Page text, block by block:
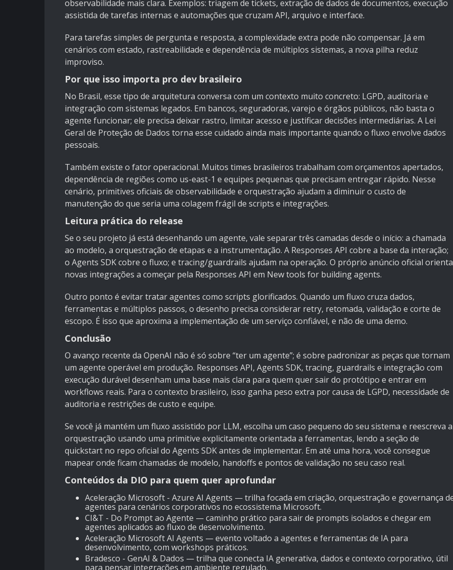
observabilidade mais clara. Exemplos: triagem de tickets, extração de dados de documentos, execução
assistida de tarefas internas e automações que cruzam API, arquivo e interface.
Para tarefas simples de pergunta e resposta, a complexidade extra pode não compensar. Já em
cenários com estado, rastreabilidade e dependência de múltiplos sistemas, a nova pilha reduz
improviso.
Por que isso importa pro dev brasileiro
No Brasil, esse tipo de arquitetura conversa com um contexto muito concreto: LGPD, auditoria e
integração com sistemas legados. Em bancos, seguradoras, varejo e órgãos públicos, não basta o
agente funcionar; ele precisa deixar rastro, limitar acesso e justificar decisões intermediárias. A Lei
Geral de Proteção de Dados torna esse cuidado ainda mais importante quando o fluxo envolve dados
pessoais.
Também existe o fator operacional. Muitos times brasileiros trabalham com orçamentos apertados,
dependência de regiões como us-east-1 e equipes pequenas que precisam entregar rápido. Nesse
cenário, primitives oficiais de observabilidade e orquestração ajudam a diminuir o custo de
manutenção do que seria uma colagem frágil de scripts e integrações.
Leitura prática do release
Se o seu projeto já está desenhando um agente, vale separar três camadas desde o início: a chamada
ao modelo, a orquestração de etapas e a instrumentação. A Responses API cobre a base da interação;
o Agents SDK cobre o fluxo; e tracing/guardrails ajudam na operação. O próprio anúncio oficial orienta
novas integrações a começar pela Responses API em New tools for building agents.
Outro ponto é evitar tratar agentes como scripts glorificados. Quando um fluxo cruza dados,
ferramentas e múltiplos passos, o desenho precisa considerar retry, retomada, validação e corte de
escopo. É isso que aproxima a implementação de um serviço confiável, e não de uma demo.
Conclusão
O avanço recente da OpenAI não é só sobre “ter um agente”; é sobre padronizar as peças que tornam
um agente operável em produção. Responses API, Agents SDK, tracing, guardrails e integração com
execução durável desenham uma base mais clara para quem quer sair do protótipo e entrar em
workflows reais. Para o contexto brasileiro, isso ganha peso extra por causa de LGPD, necessidade de
auditoria e restrições de custo e equipe.
Se você já mantém um fluxo assistido por LLM, escolha um caso pequeno do seu sistema e reescreva a
orquestração usando uma primitive explicitamente orientada a ferramentas, lendo a seção de
quickstart no repo oficial do Agents SDKantes de implementar. Em até uma hora, você consegue
mapear onde ficam chamadas de modelo, handoffs e pontos de validação no seu caso real.
Conteúdos da DIO para quem quer aprofundar
Aceleração Microsoft - Azure AI Agents — trilha focada em criação, orquestração e governança
agentes para cenários corporativos no ecossistema Microsoft.
CI&T - Do Prompt ao Agente — caminho prático para sair de prompts isolados e chegar em
agentes aplicados ao fluxo de desenvolvimento.
Aceleração Microsoft AI Agents — evento voltado a agentes e ferramentas de IA para
desenvolvimento, com workshops práticos.
Bradesco - GenAI & Dados — trilha que conecta IA generativa, dados e contexto corporativo, útil
para pensar integrações em ambiente regulado.